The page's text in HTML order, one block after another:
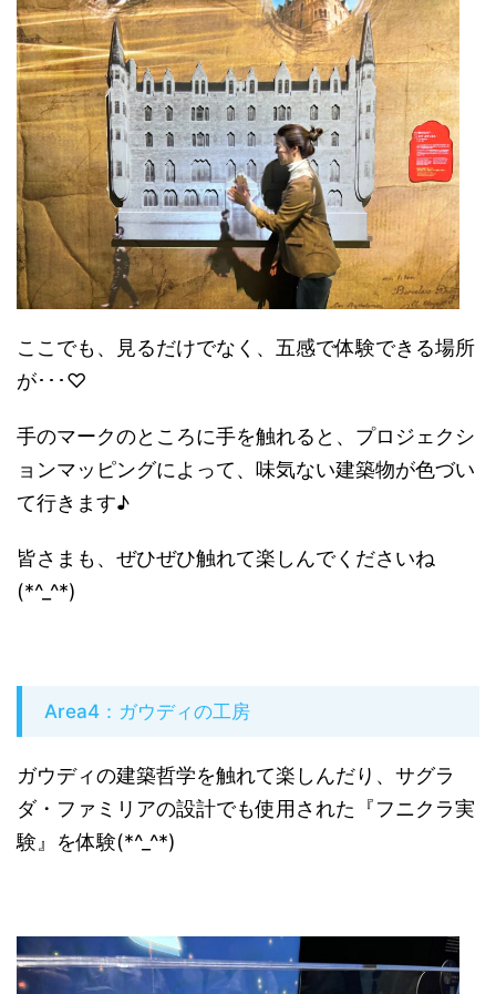
ここでも、見るだけでなく、五感で体験できる場所
が･･･♡
手のマークのところに手を触れると、プロジェクシ
ョンマッピングによって、味気ない建築物が色づい
て行きます♪
皆さまも、ぜひぜひ触れて楽しんでくださいね
(*^_^*)
Area4：ガウディの工房
ガウディの建築哲学を触れて楽しんだり、サグラ
ダ・ファミリアの設計でも使用された『フニクラ実
験』を体験(*^_^*)